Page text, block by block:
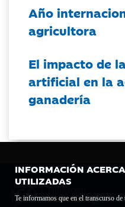
INFORMACIÓN
UTILIZADAS
Te informamos que en el transcurso
Año
agricultora
El impacto de
artificial en la
ganadería